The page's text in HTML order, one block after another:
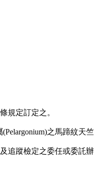
規定訂定之。
之馬蹄紋
追蹤檢定之委任或委託辦